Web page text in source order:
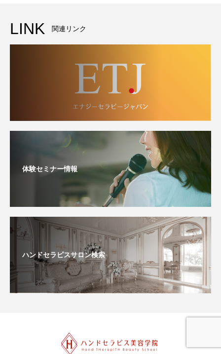
LINK 関連リンク
体験セミナー情報
ハンドセラピスサロン検索
TEL 会員ログイン